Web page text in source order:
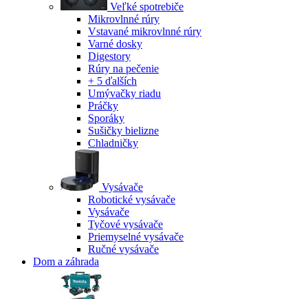
Veľké spotrebiče
Mikrovlnné rúry
Vstavané mikrovlnné rúry
Varné dosky
Digestory
Rúry na pečenie
+ 5 ďalších
Umývačky riadu
Práčky
Sporáky
Sušičky bielizne
Chladničky
Vysávače
Robotické vysávače
Vysávače
Tyčové vysávače
Priemyselné vysávače
Ručné vysávače
Dom a záhrada